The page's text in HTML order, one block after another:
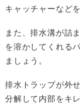
キャッチャーなど
また、排水溝が詰
を溶かしてくれる
ましょう。
排水トラップが外
分解して内部をキ